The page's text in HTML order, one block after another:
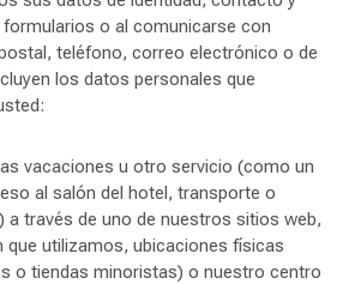
o al comunicarse con
teléfono, correo electrónico o de
los datos personales que
vacaciones u otro servicio (como un
al salón del hotel, transporte o
a través de uno de nuestros sitios web,
que utilizamos, ubicaciones físicas
o tiendas minoristas) o nuestro centro